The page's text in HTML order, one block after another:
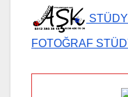
FOTOĞRAF